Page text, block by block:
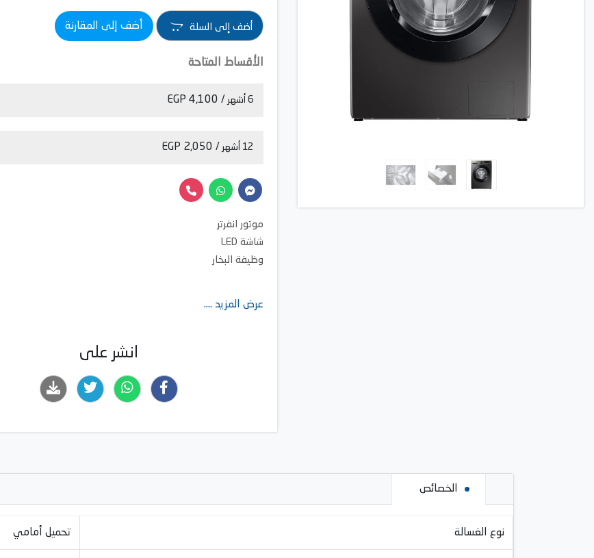
أضف إلى السلة أضف إلى المقارنة
الأقساط المتاحة
6 أشهر / 4,100 EGP
12 أشهر / 2,050 EGP
موتور انفرتر
شاشة LED
وظيفة البخار
عرض المزيد ....
انشر على
الخصائص
نوع الغسالة تحميل أمامي